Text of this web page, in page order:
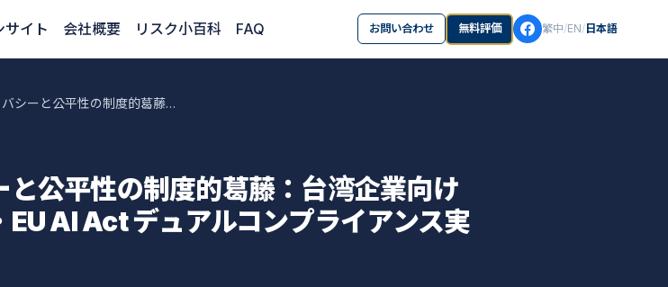
サイト 会社概要 リスク小百科 FAQ お問い合わせ 無料評価 繁中/EN/ 日本語
プライバシーと公平性の制度的葛藤：台湾企業向け ISO 42001・EU AI Act デュアルコンプライアンス実務指針
と公平性の制度的葛藤：台湾企業向け
AI Act デュアルコンプライアンス実